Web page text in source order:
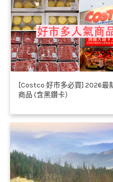
[Costco 好市多必買] 2026最
商品 (含黑鑽卡）